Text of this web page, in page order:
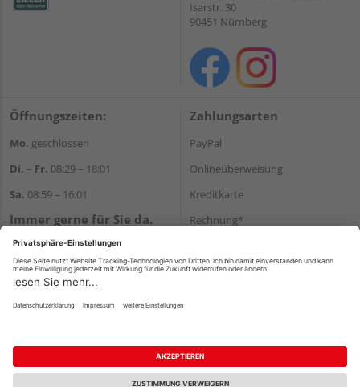
Isarstr. 30
90451 Nürnberg
Öffnungszeiten:
Mo. geschlossen
Di. – Fr. 08:29 – 18:01
Sa. 08:59 – 16:01
Immer gerne für Sie da.
E-Mail:kontakt@holzziller.de
Zahlungsarten
PayPal
Onlineüberweisung
Kreditkarte
Rechnung*
Versand
Impressum AGB Widerruf
Datenschutz
Reservierungsbedingungen
Vertrag widerrufen